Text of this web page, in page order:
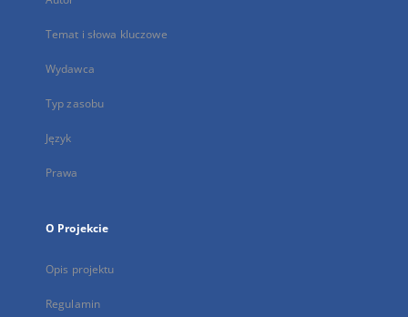
Temat i słowa kluczowe
Wydawca
Typ zasobu
Język
Prawa
O Projekcie
Opis projektu
Regulamin